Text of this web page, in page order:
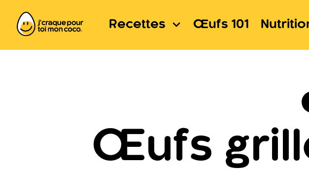
Recettes Œufs 101
Œufs